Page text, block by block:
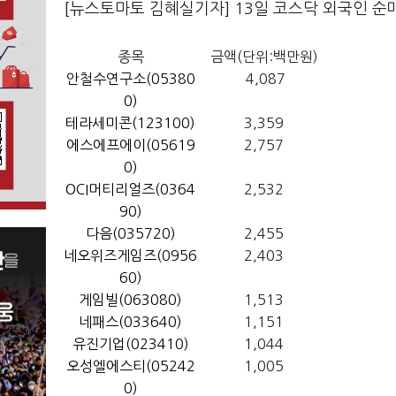
[뉴스토마토 김혜실기자] 13일 코스닥 외국인 순
종목
금액(단위:백만원)
안철수연구소(05380
0)
4,087
테라세미콘(123100)
3,359
에스에프에이(05619
0)
2,757
OCI머티리얼즈(0364
90)
2,532
다음(035720)
2,455
네오위즈게임즈(0956
60)
2,403
게임빌(063080)
1,513
네패스(033640)
1,151
유진기업(023410)
1,044
오성엘에스티(05242
0)
1,005